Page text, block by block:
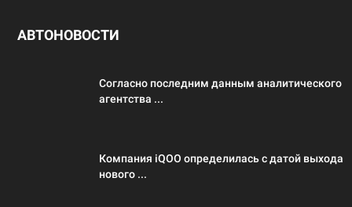
АВТОНОВОСТИ
Согласно последним данным аналитического
агентства ...
Компания iQOO определилась с датой выхода
нового ...